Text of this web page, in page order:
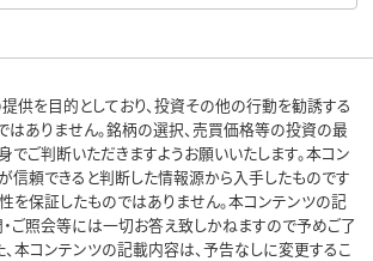
供を目的としており、投資その他の行動を勧誘する
はありません。銘柄の選択、売買価格等の投資の最
でご判断いただきますようお願いいたします。本コン
信頼できると判断した情報源から入手したものです
を保証したものではありません。本コンテンツの記
ご照会等には一切お答え致しかねますので予めご了
、本コンテンツの記載内容は、予告なしに変更するこ